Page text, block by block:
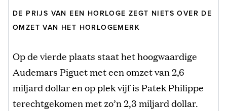
DE PRIJS VAN EEN HORLOGE ZEGT NIETS OVER DE
OMZET VAN HET HORLOGEMERK
Op de vierde plaats staat het hoogwaardige
Audemars Piguet met een omzet van 2,6
miljard dollar en op plek vijf is Patek Philippe
terechtgekomen met zo’n 2,3 miljard dollar.